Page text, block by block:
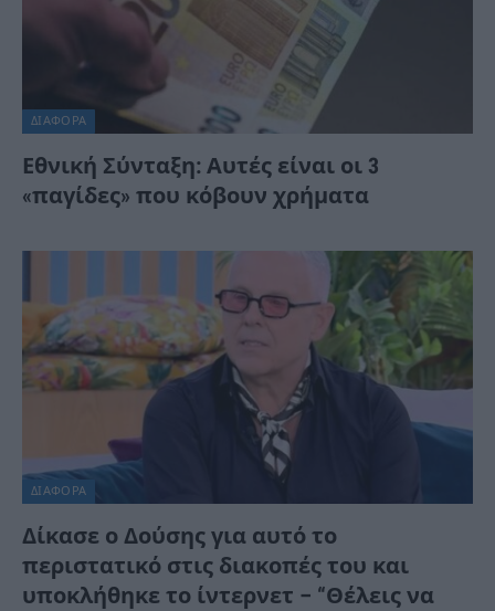
ΔΙΆΦΟΡΑ
Εθνική Σύνταξη: Αυτές είναι οι 3
«παγίδες» που κόβουν χρήματα
ΔΙΆΦΟΡΑ
Δίκασε ο Δούσης για αυτό το
περιστατικό στις διακοπές του και
υποκλήθηκε το ίντερνετ – “Θέλεις να